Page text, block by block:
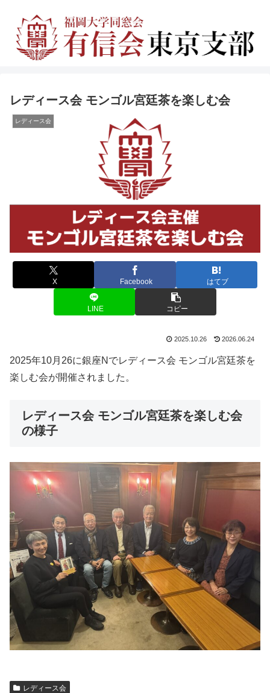
レディース会 モンゴル宮廷茶を楽しむ会
レディース会
X Facebook はてブ
LINE コピー
2025.10.26 2026.06.24
2025年10月26に銀座Nでレディース会 モンゴル宮廷茶を
楽しむ会が開催されました。
レディース会 モンゴル宮廷茶を楽しむ会
の様子
レディース会